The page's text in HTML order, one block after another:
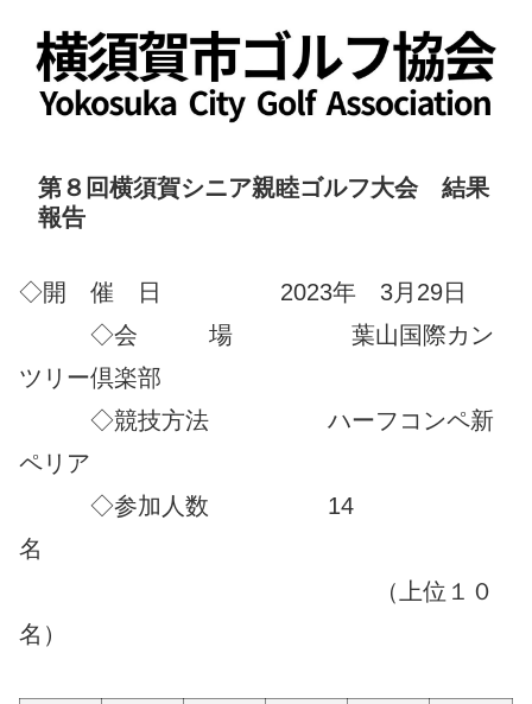
第８回横須賀シニア親睦ゴルフ大会 結果
報告
◇開 催 日 2023年 3月29日
◇会 場 葉山国際カン
ツリー倶楽部
◇競技方法 ハーフコンペ新
ペリア
◇参加人数 14
名
（上位１０
名）